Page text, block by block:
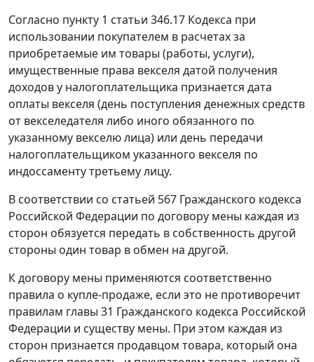
Согласно пункту 1 статьи 346.17 Кодекса при
использовании покупателем в расчетах за
приобретаемые им товары (работы, услуги),
имущественные права векселя датой получения
доходов у налогоплательщика признается дата
оплаты векселя (день поступления денежных средств
от векселедателя либо иного обязанного по
указанному векселю лица) или день передачи
налогоплательщиком указанного векселя по
индоссаменту третьему лицу.
В соответствии со статьей 567 Гражданского кодекса
Российской Федерации по договору мены каждая из
сторон обязуется передать в собственность другой
стороны один товар в обмен на другой.
К договору мены применяются соответственно
правила о купле-продаже, если это не противоречит
правилам главы 31 Гражданского кодекса Российской
Федерации и существу мены. При этом каждая из
сторон признается продавцом товара, который она